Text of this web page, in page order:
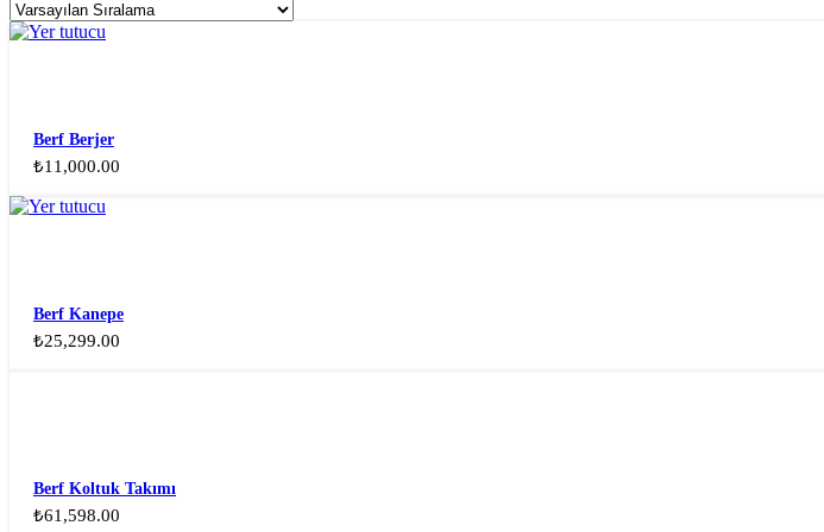
Berf Berjer
₺11,000.00
Berf Kanepe
₺25,299.00
Berf Koltuk Takımı
₺61,598.00